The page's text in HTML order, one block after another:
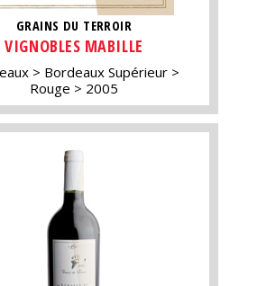
GRAINS DU TERROIR
VIGNOBLES MABILLE
Bordeaux Supérieur
Rouge
2005